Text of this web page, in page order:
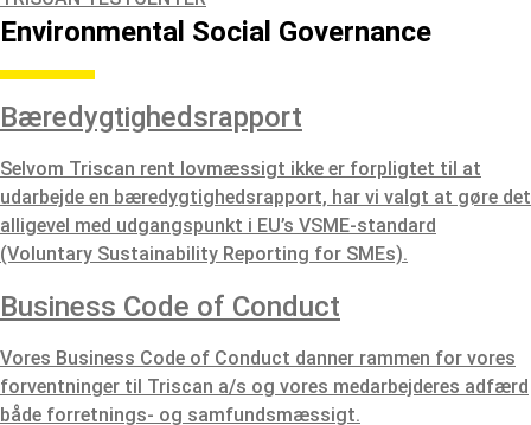
Environmental Social Governance
Bæredygtighedsrapport
Selvom Triscan rent lovmæssigt ikke er forpligtet til at
udarbejde en bæredygtighedsrapport, har vi valgt at gøre det
alligevel med udgangspunkt i EU’s VSME-standard
(Voluntary Sustainability Reporting for SMEs).
Business Code of Conduct
Vores Business Code of Conduct danner rammen for vores
forventninger til Triscan a/s og vores medarbejderes adfærd
både forretnings- og samfundsmæssigt.